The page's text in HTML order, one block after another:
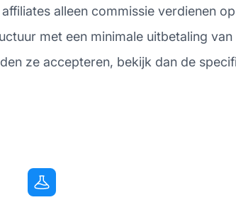
alleen commissie verdienen
met een minimale uitbetaling
ze accepteren, bekijk dan de